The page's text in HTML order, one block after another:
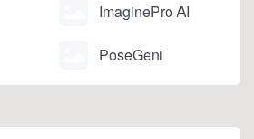
ImaginePro AI
PoseGeni